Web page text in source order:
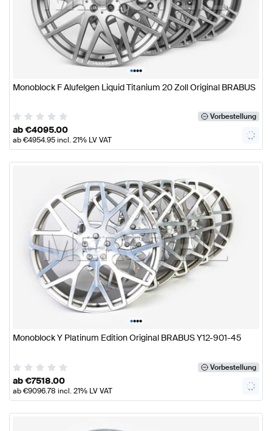
••••
Monoblock F Alufelgen Liquid Titanium 20 Zoll Original BRABUS
Vorbestellung
ab€4095.00
ab€4954.95incl. 21% LV VAT
••••
Monoblock Y Platinum Edition Original BRABUS Y12-901-45
Vorbestellung
ab€7518.00
ab€9096.78 incl. 21% LV VAT